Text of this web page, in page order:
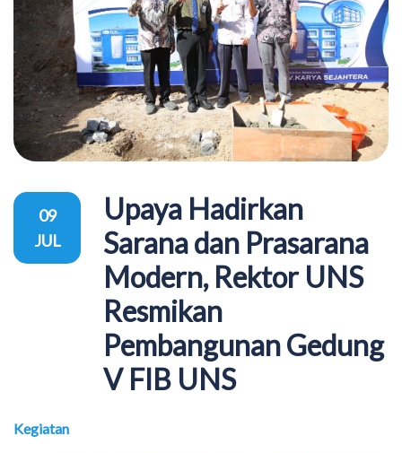
Upaya Hadirkan
Sarana dan Prasarana
Modern, Rektor UNS
Resmikan
Pembangunan Gedung
V FIB UNS
09
JUL
Kegiatan